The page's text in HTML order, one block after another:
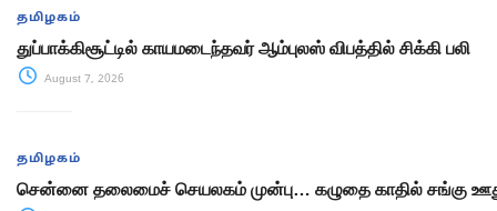
தமிழகம்
துப்பாக்கிசூட்டில் காயமடைந்தவர் ஆம்புலஸ் விபத்தில் சிக்கி பலி
August 7, 2026
தமிழகம்
சென்னை தலைமைச் செயலகம் முன்பு… கழுதை காதில் சங்கு